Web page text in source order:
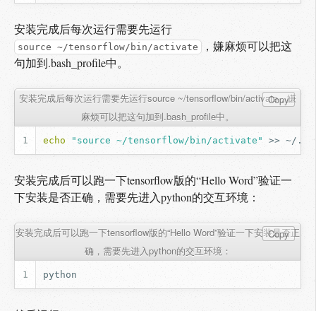
安装完成后每次运行需要先运行
source ~/tensorflow/bin/activate ，嫌麻烦可以把这
句加到.bash_profile中。
安装完成后每次运行需要先运行source ~/tensorflow/bin/activate，嫌
麻烦可以把这句加到.bash_profile中。
Copy
echo "source ~/tensorflow/bin/activate" >>
安装完成后可以跑一下tensorflow版的“Hello Word”验证一
下安装是否正确，需要先进入python的交互环境：
安装完成后可以跑一下tensorflow版的“Hello Word”验证一下安装是否正
确，需要先进入python的交互环境：
Copy